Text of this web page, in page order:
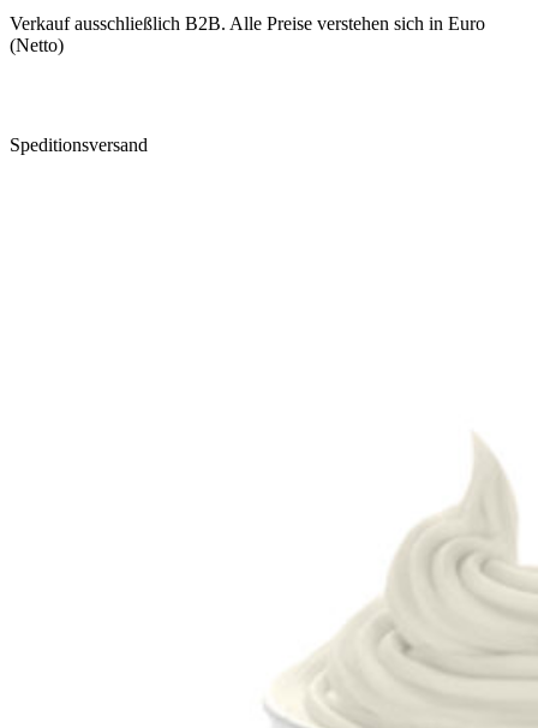
Verkauf ausschließlich B2B. Alle Preise verstehen sich in Euro
(Netto)
Speditionsversand